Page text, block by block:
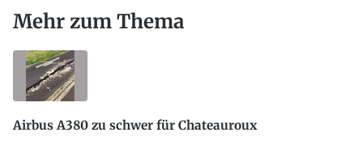
Mehr zum Thema
Airbus A380 zu schwer für Chateauroux